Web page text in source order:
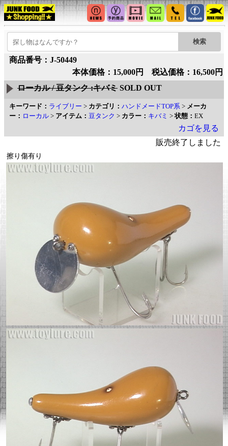
商品番号：J-50449
本体価格：15,000円 税込価格：16,500円
ローカル / 豆タンク :キバミ SOLD OUT
キーワード： ライブリー > カテゴリ： ハンドメードTOP系 > メーカ
ー： ローカル > アイテム： 豆タンク > カラー： キバミ >状態： EX
カゴを見る
販売終了しました
擦り傷有り